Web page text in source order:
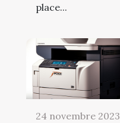
place...
24 novembre 2023